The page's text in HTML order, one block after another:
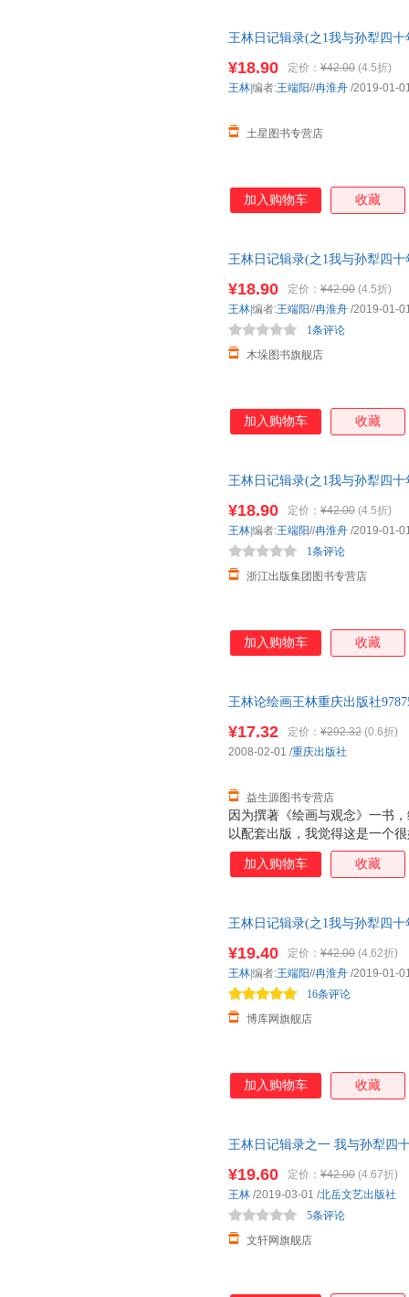
王林日记辑录(之1我与孙犁四
¥18.90 定价： ¥42.00 (4.5折)
土星图书专营店
王林|编者:王端阳//冉淮舟 /2019-01-
加入购物车 收藏
王林日记辑录(之1我与孙犁四
¥18.90 定价： ¥42.00 (4.5折)
木垛图书旗舰店
1条评论
王林|编者:王端阳//冉淮舟 /2019-01-
加入购物车 收藏
王林日记辑录(之1我与孙犁四
¥18.90 定价： ¥42.00 (4.5折)
浙江出版集团图书专营店
1条评论
王林|编者:王端阳//冉淮舟 /2019-01-
加入购物车 收藏
王林论绘画王林重庆出版社
因为撰著《绘画与观念》一书
以配套出版，我觉得这是一个
当代绘画及分析绘画所发生的
代绘画和中国当代绘画的讨论
可以更深入地研究当代绘画所
里不再重复。 本书所选入的文
论问题”，包括著述中论及绘画
画理论
¥17.32 定价： ¥292.32 (0.6折)
益生源图书专营店
2008-02-01 /重庆出版社
加入购物车 收藏
王林日记辑录(之1我与孙犁四
¥19.40 定价： ¥42.00 (4.62折)
博库网旗舰店
16条评论
王林|编者:王端阳//冉淮舟 /2019-01-
加入购物车 收藏
王林日记辑录之一 我与孙犁四
¥19.60 定价： ¥42.00 (4.67折)
文轩网旗舰店
5条评论
王林 /2019-03-01 /北岳文艺出版社